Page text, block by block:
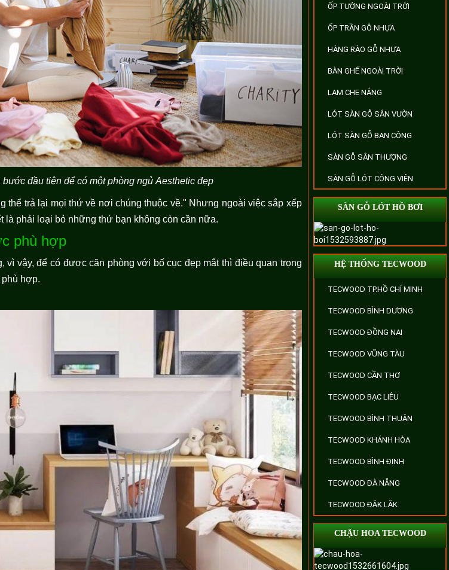
đầu tiên để có một phòng ngủ Aestheticđẹp
thể trả lại mọi thứ về nơi chúng thuộc về." Nhưng ngoài việc sắp xếp
là phải loại bỏ những thứ bạn không còn cần nữa.
phù hợp
vì vậy, để có được căn phòng với bố cục đẹp mắt thì điều quan trọng
hợp.
ỐP TƯỜNG NGOÀI TRỜI
ỐP TRẦN GỖ NHỰA
HÀNG RÀO GỖ NHỰA
BÀN GHẾ NGOÀI TRỜI
LAM CHE NẮNG
LÓT SÀN GỖ SÂN VƯỜN
LÓT SÀN GỖ BAN CÔNG
SÀN GỖ SÂN THƯỢNG
SÀN GỖ LÓT CÔNG VIÊN
SÀN GỖ LÓT HỒ BƠI
HỆ THỐNG TECWOOD
TECWOOD TP.HỒ CHÍ MINH
TECWOOD BÌNH DƯƠNG
TECWOOD ĐỒNG NAI
TECWOOD VŨNG TÀU
TECWOOD CẦN THƠ
TECWOOD BẠC LIÊU
TECWOOD BÌNH THUẬN
TECWOOD KHÁNH HÒA
TECWOOD BÌNH ĐỊNH
TECWOOD ĐÀ NẴNG
TECWOOD ĐĂK LĂK
CHẬU HOA TECWOOD